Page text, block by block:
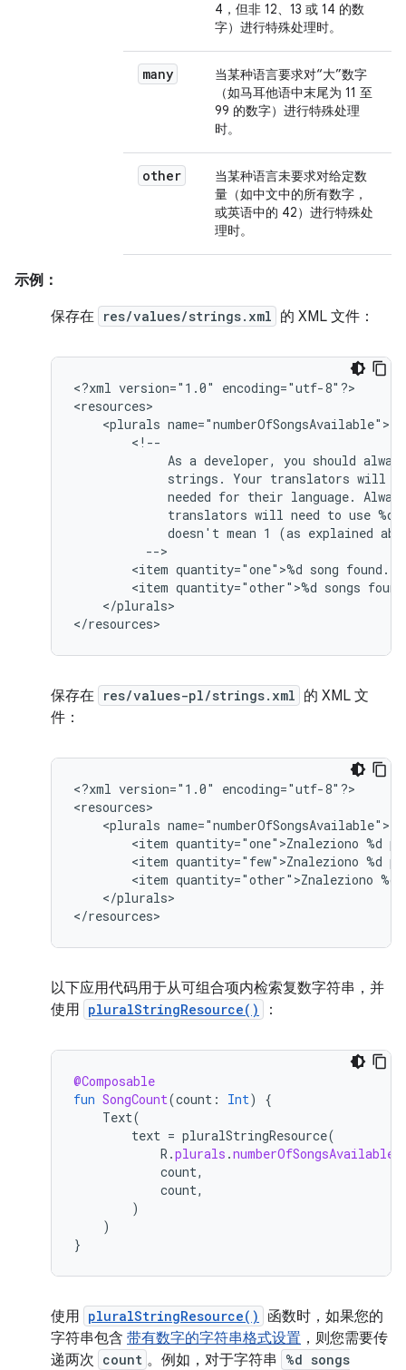
4，但非 12、13 或 14 的数
字）进行特殊处理时。
many
当某种语言要求对“大”数字
（如马耳他语中末尾为 11 至
99 的数字）进行特殊处理
时。
other
当某种语言未要求对给定数
量（如中文中的所有数字，
或英语中的 42）进行特殊处
理时。
示例：
保存在 res/values/strings.xml 的 XML 文件：
<?xml version="1.0"
encoding="utf-8"?>
<plurals
As a developer, you should always
strings.
Your translators will
needed for their language. Always
translators will need to use %d
doesn't mean 1 (as explained
<item quantity="one">%d song
<item quantity="other">%d songs
</plurals>
</resources>
保存在 res/values-pl/strings.xml 的 XML 文
件：
<?xml version="1.0"
encoding="utf-8"?>
<plurals
<item quantity="one">Znaleziono %d
<item quantity="few">Znaleziono %d
<item quantity="other">Znaleziono %d
</plurals>
</resources>
以下应用代码用于从可组合项内检索复数字符串，并
使用 pluralStringResource() ：
@Composable
fun SongCount(count : Int)
{
Text(
text = pluralStringResource(
R .plurals .numberOfSongsAvailable
count,
count,
)
)
}
使用 pluralStringResource()
函数时，如果您的
字符串包含 带有数字的字符串格式设置 ，则您需要传
递两次 count 。例如，对于字符串
%d songs